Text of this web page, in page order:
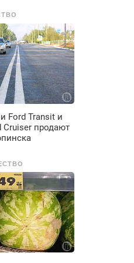
Скидка.
бесплатный.
Ford Transit и
Cruiser продают